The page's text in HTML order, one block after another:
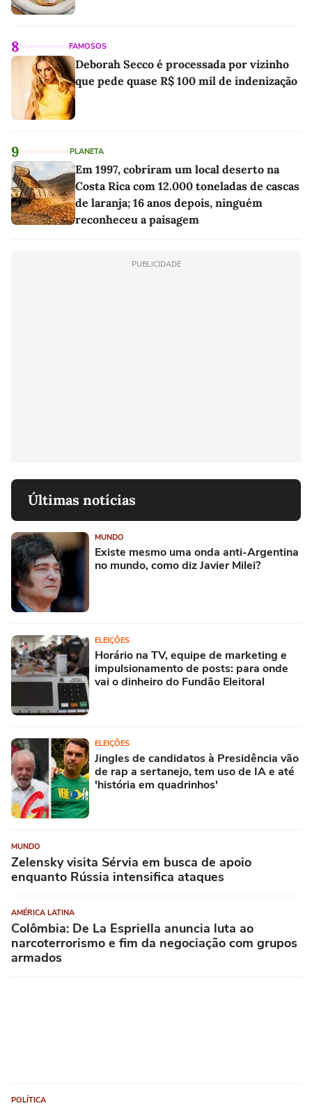
8 FAMOSOS
Deborah Secco é processada por vizinho
que pede quase R$ 100 mil de indenização
9 PLANETA
Em 1997, cobriram um local deserto na
Costa Rica com 12.000 toneladas de cascas
de laranja; 16 anos depois, ninguém
reconheceu a paisagem
PUBLICIDADE
Últimas notícias
MUNDO
Existe mesmo uma onda anti-Argentina
no mundo, como diz Javier Milei?
ELEIÇÕES
Horário na TV, equipe de marketing e
impulsionamento de posts: para onde
vai o dinheiro do Fundão Eleitoral
ELEIÇÕES
Jingles de candidatos à Presidência vão
de rap a sertanejo, tem uso de IA e até
'história em quadrinhos'
MUNDO
Zelensky visita Sérvia em busca de apoio
enquanto Rússia intensifica ataques
AMÉRICA LATINA
Colômbia: De La Espriella anuncia luta ao
narcoterrorismo e fim da negociação com grupos
armados
POLÍTICA